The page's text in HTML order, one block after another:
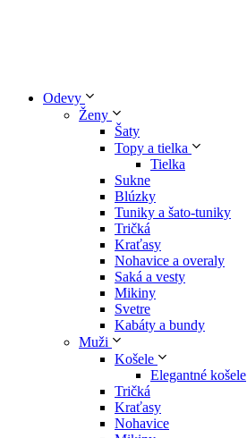
Odevy
Ženy
Šaty
Topy a tielka
Tielka
Sukne
Blúzky
Tuniky a šato-tuniky
Tričká
Kraťasy
Nohavice a overaly
Saká a vesty
Mikiny
Svetre
Kabáty a bundy
Muži
Košele
Elegantné košele
Tričká
Kraťasy
Nohavice